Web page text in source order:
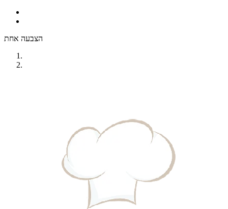
הצבעה אחת